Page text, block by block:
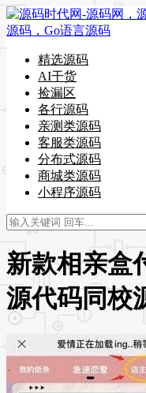
精选源码
AI干货
捡漏区
各行源码
亲测类源码
客服类源码
分布式源码
商城类源码
小程序源码
新款相亲盒
源代码同校